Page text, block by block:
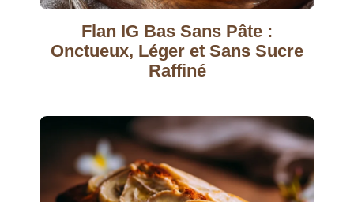
Flan IG Bas Sans Pâte :
Onctueux, Léger et Sans Sucre
Raffiné